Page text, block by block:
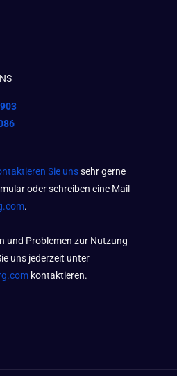
Sie unssehr gerne
oder schreiben eine Mail
.
und Problemen zur Nutzung
uns jederzeit unter
kontaktieren.